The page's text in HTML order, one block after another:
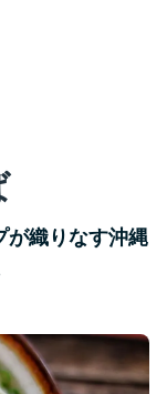
が織りなす沖縄